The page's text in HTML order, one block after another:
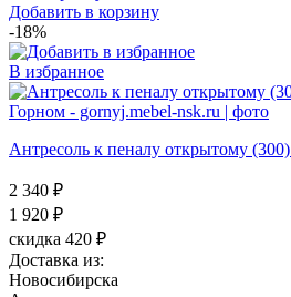
Добавить в корзину
-18%
В избранное
Антресоль к пеналу открытому
2 340 ₽
1 920 ₽
скидка 420 ₽
Доставка из:
Новосибирска